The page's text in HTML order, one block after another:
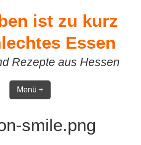
ist zu kurz
Essen
Rezepte aus Hessen
Menü +
smile.png